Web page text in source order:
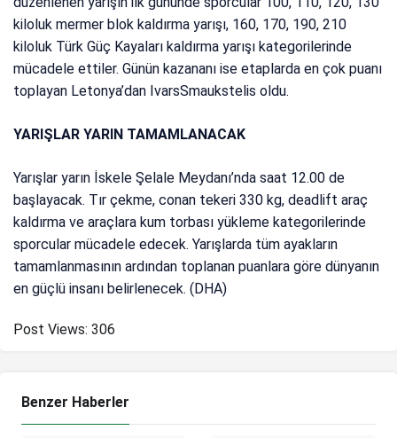
kiloluk mermer blok kaldırma yarışı, 160, 170, 190, 210
kiloluk Türk Güç Kayaları kaldırma yarışı kategorilerinde
mücadele ettiler. Günün kazananı ise etaplarda en çok puanı
toplayan Letonya’dan IvarsSmaukstelis oldu.
YARIŞLAR YARIN TAMAMLANACAK
Yarışlar yarın İskele Şelale Meydanı’nda saat 12.00 de
başlayacak. Tır çekme, conan tekeri 330 kg, deadlift araç
kaldırma ve araçlara kum torbası yükleme kategorilerinde
sporcular mücadele edecek. Yarışlarda tüm ayakların
tamamlanmasının ardından toplanan puanlara göre dünyanın
en güçlü insanı belirlenecek. (DHA)
Post Views: 306
Benzer Haberler